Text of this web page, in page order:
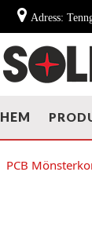
Adress:
HEM
PCB